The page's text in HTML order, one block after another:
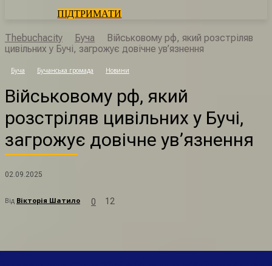
ПІДТРИМАТИ
Thebuchacity Буча
Військовому рф, який розстріляв
цивільних у Бучі, загрожує довічне ув’язнення
Буча Бучанська громада Новини
Військовому рф, який
розстріляв цивільних у Бучі,
загрожує довічне ув’язнення
02.09.2025
Від Вікторія Шатило 0 12